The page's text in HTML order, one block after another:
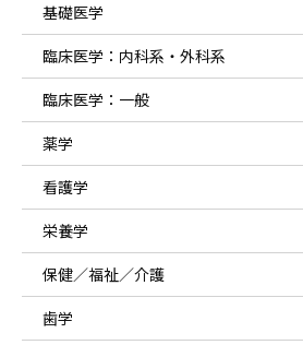
基礎医学
臨床医学：内科系・外科系
臨床医学：一般
薬学
看護学
栄養学
保健／福祉／介護
歯学